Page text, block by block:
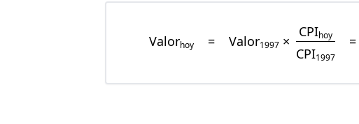
Valorhoy = Valor1997 ×
CPIhoy
CPI1997
=